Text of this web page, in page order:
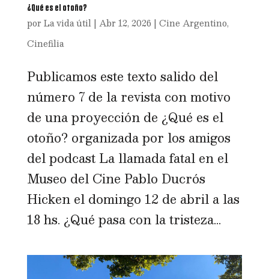
¿Qué es el otoño?
por La vida útil| Abr 12, 2026 | Cine Argentino,
Cinefilia
Publicamos este texto salido del
número 7 de la revista con motivo
de una proyección de ¿Qué es el
otoño? organizada por los amigos
del podcast La llamada fatal en el
Museo del Cine Pablo Ducrós
Hicken el domingo 12 de abril a las
18 hs. ¿Qué pasa con la tristeza...